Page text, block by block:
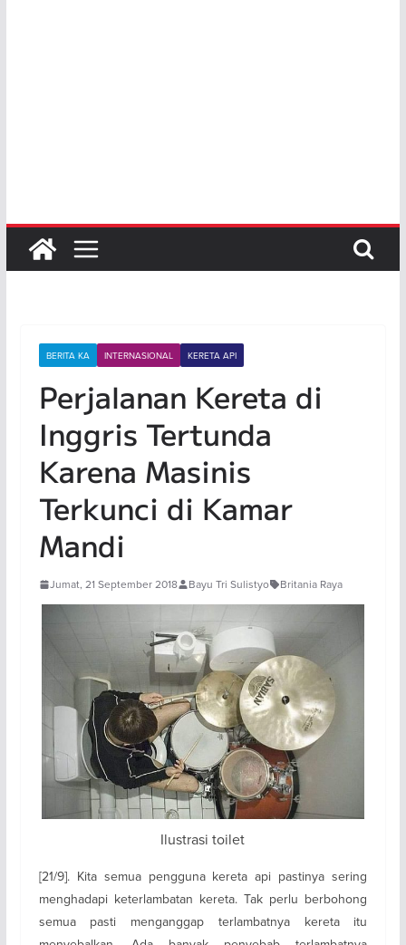
BERITA KA INTERNASIONAL KERETA API
Perjalanan Kereta di
Inggris Tertunda
Karena Masinis
Terkunci di Kamar
Mandi
Jumat, 21 September 2018 Bayu Tri Sulistyo Britania Raya
Ilustrasi toilet
[21/9]. Kita semua pengguna kereta api pastinya sering
menghadapi keterlambatan kereta. Tak perlu berbohong
semua pasti menganggap terlambatnya kereta itu